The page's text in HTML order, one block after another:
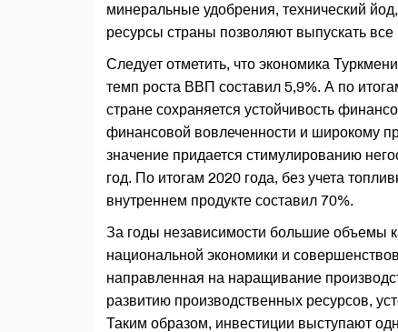
минеральные удобрения, технический
ресурсы страны позволяют выпускать
Следует отметить, что экономика
темп роста ВВП составил 5,9%. А по
стране сохраняется устойчивость
финансовой вовлеченности и широкому
значение придается стимулированию
год. По итогам 2020 года, без учета
внутреннем продукте составил 70%.
За годы независимости большие объемы
национальной экономики и
направленная на наращивание
развитию производственных ресурсов,
Таким образом, инвестиции выступают